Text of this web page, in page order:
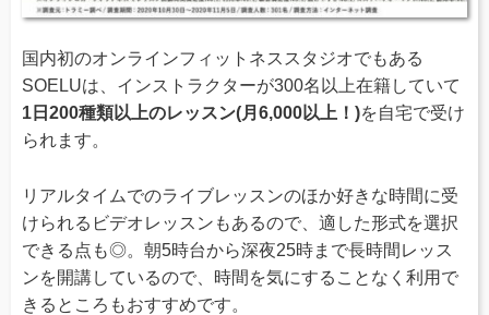
国内初のオンラインフィットネススタジオでもある
SOELUは、インストラクターが300名以上在籍していて
1日200種類以上のレッスン(月6,000以上！)を自宅で受け
られます。
リアルタイムでのライブレッスンのほか好きな時間に受
けられるビデオレッスンもあるので、適した形式を選択
できる点も◎。朝5時台から深夜25時まで長時間レッス
ンを開講しているので、時間を気にすることなく利用で
きるところもおすすめです。